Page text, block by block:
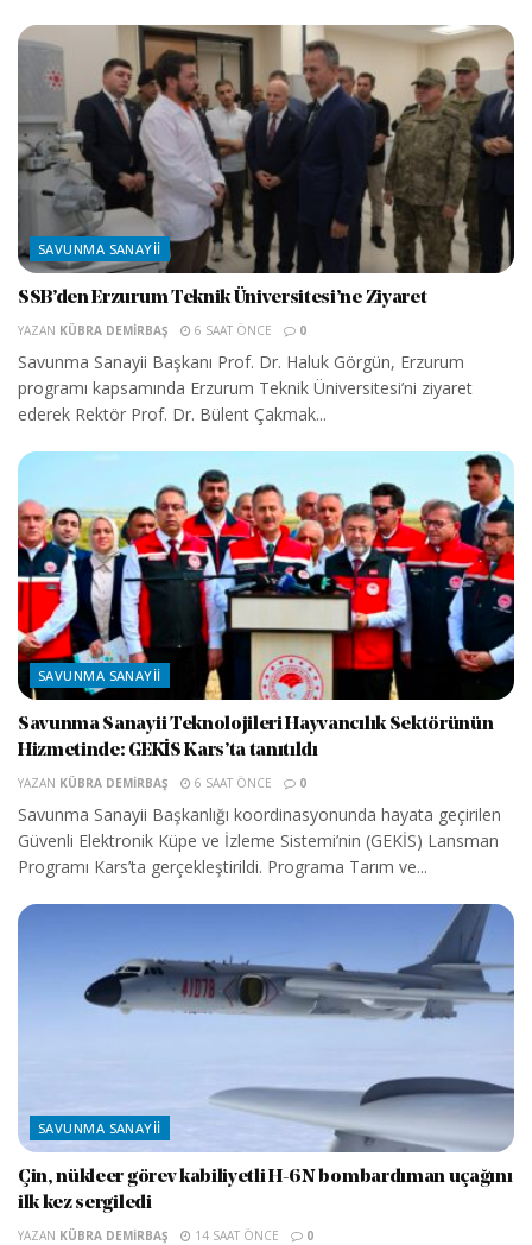
SAVUNMA SANAYII
SSB’den Erzurum Teknik Üniversitesi’ne Ziyaret
YAZAN KÜBRA DEMIRBAŞ 6 SAAT ÖNCE 0
Savunma Sanayii Başkanı Prof. Dr. Haluk Görgün, Erzurum
programı kapsamında Erzurum Teknik Üniversitesi’ni ziyaret
ederek Rektör Prof. Dr. Bülent Çakmak...
SAVUNMA SANAYII
Savunma Sanayii Teknolojileri Hayvancılık Sektörünün
Hizmetinde: GEKİS Kars’ta tanıtıldı
YAZAN KÜBRA DEMIRBAŞ 6 SAAT ÖNCE 0
Savunma Sanayii Başkanlığı koordinasyonunda hayata geçirilen
Güvenli Elektronik Küpe ve İzleme Sistemi’nin (GEKİS) Lansman
Programı Kars’ta gerçekleştirildi. Programa Tarım ve...
SAVUNMA SANAYII
Çin, nükleer görev kabiliyetli H-6N bombardıman uçağını
ilk kez sergiledi
YAZAN KÜBRA DEMIRBAŞ 14 SAAT ÖNCE 0